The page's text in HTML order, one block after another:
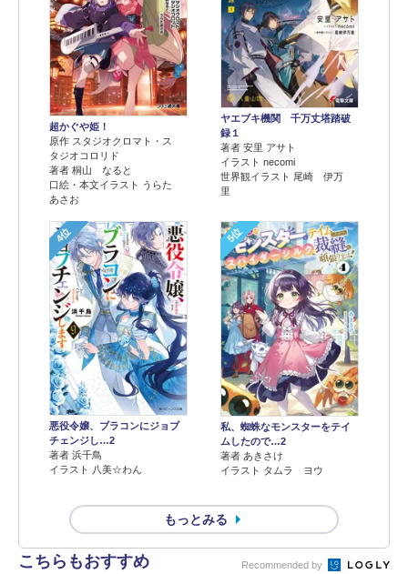
超かぐや姫！
原作 スタジオクロマト・ス
タジオコロリド
著者 桐山 なると
口絵・本文イラスト うらた
あさお
ヤエブキ機関 千万丈塔踏破
録１
著者 安里 アサト
イラスト necomi
世界観イラスト 尾崎 伊万
里
4位
悪役令嬢、ブラコンにジョブ
チェンジし…2
著者 浜千鳥
イラスト 八美☆わん
5位
私、蜘蛛なモンスターをテイ
ムしたので…2
著者 あきさけ
イラスト タムラ ヨウ
もっとみる
こちらもおすすめ Recommended by